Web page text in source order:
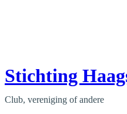
Stichting
Club, vereniging of andere